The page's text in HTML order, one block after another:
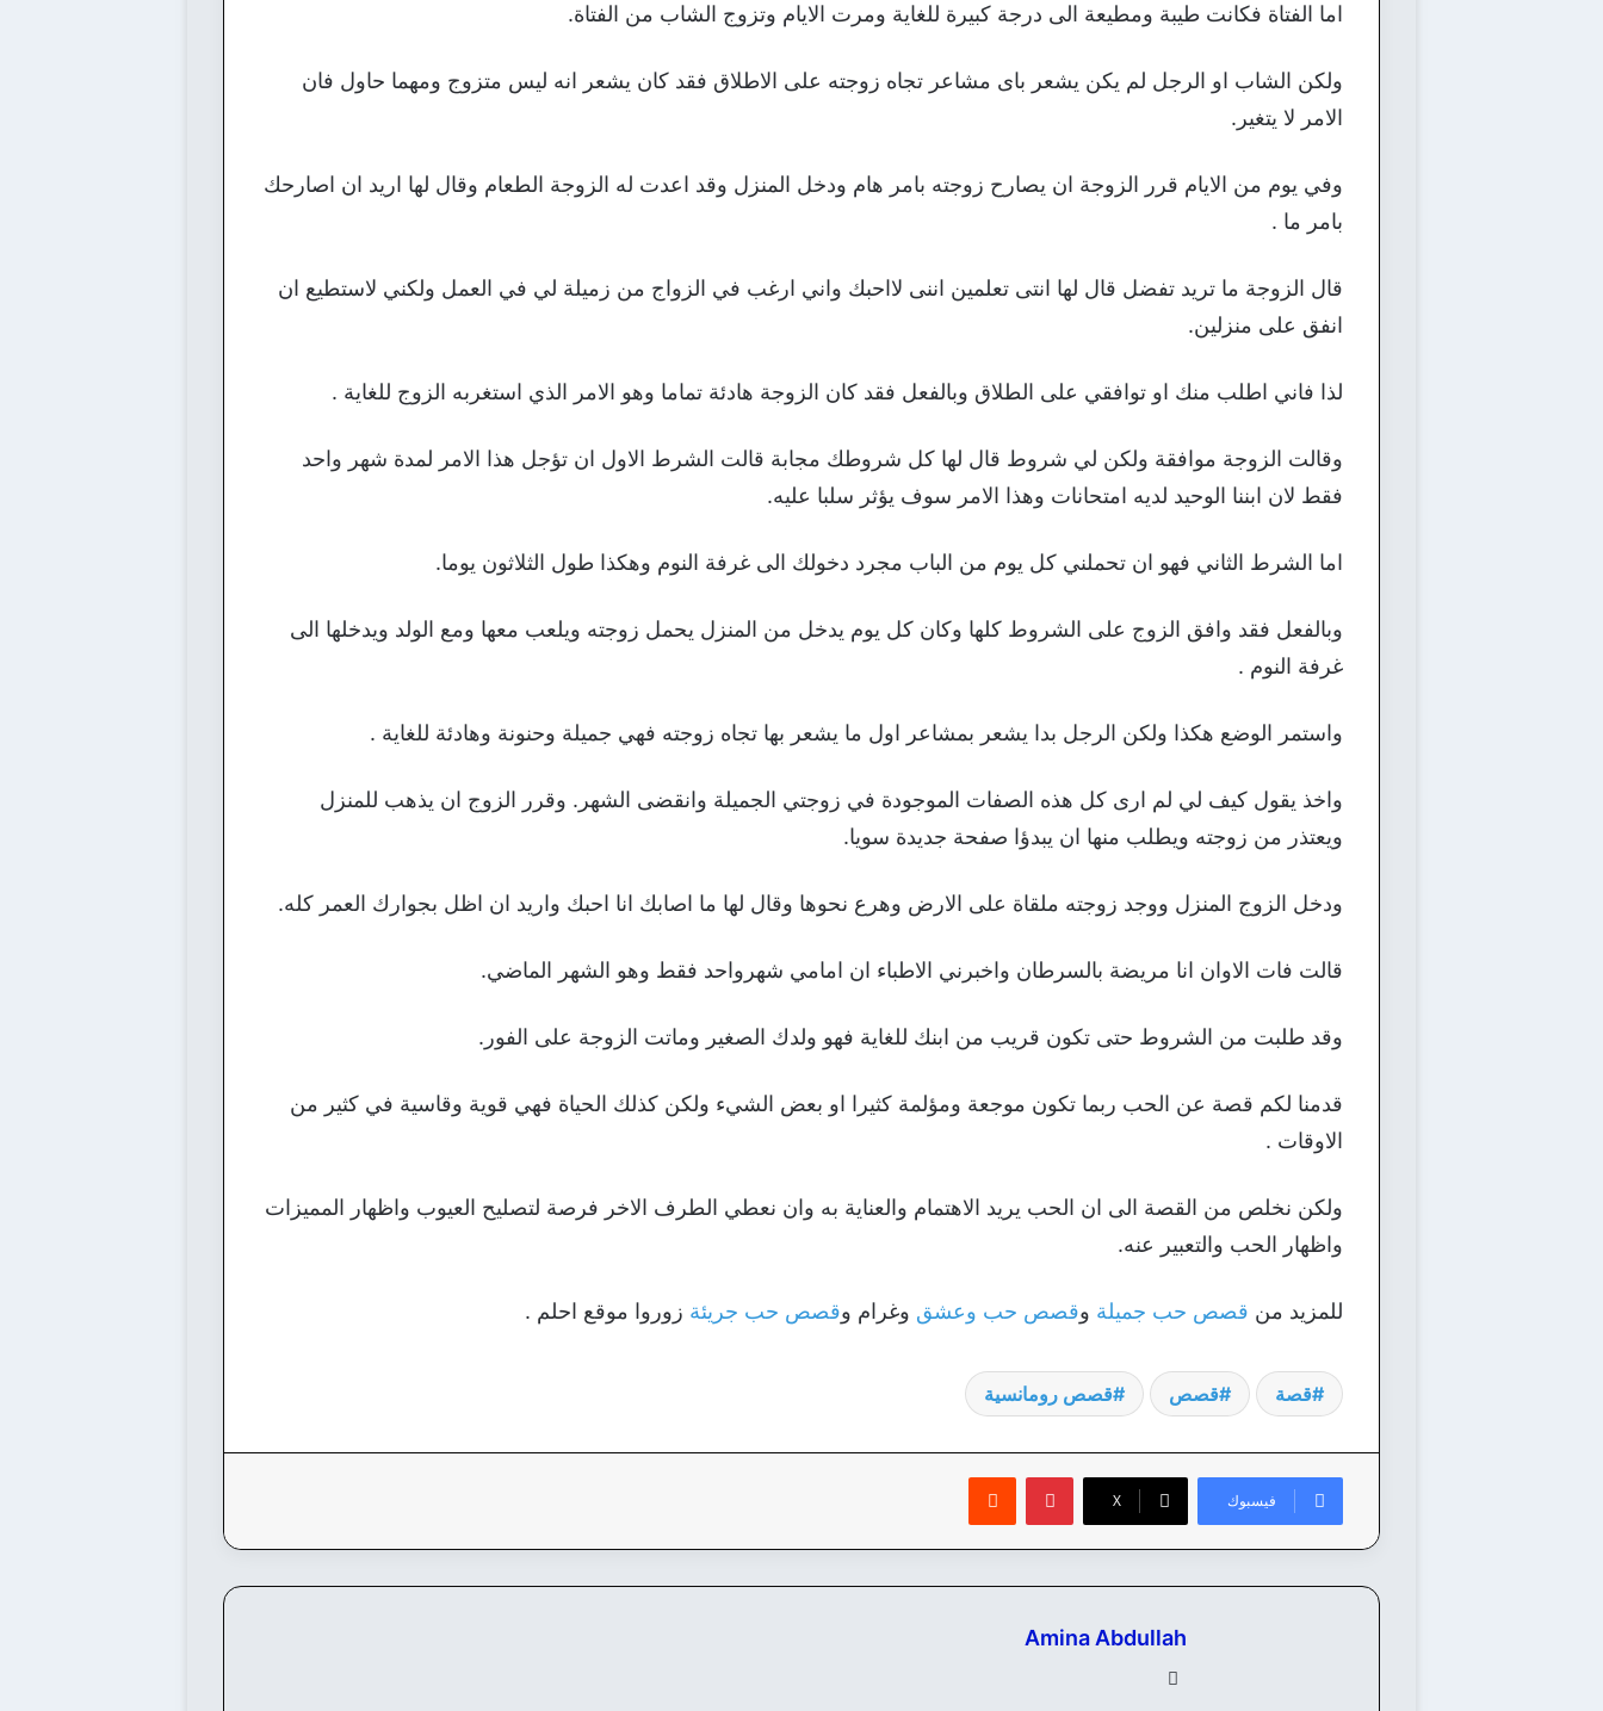
اما الفتاة فكانت طيبة ومطيعة الى درجة كبيرة للغاية ومرت الايام وتزوج الشاب من الفتاة.
ولكن الشاب او الرجل لم يكن يشعر باى مشاعر تجاه زوجته على الاطلاق فقد كان يشعر انه ليس متزوج ومهما حاول فان
الامر لا يتغير.
وفي يوم من الايام قرر الزوجة ان يصارح زوجته بامر هام ودخل المنزل وقد اعدت له الزوجة الطعام وقال لها اريد ان اصارحك
بامر ما .
قال الزوجة ما تريد تفضل قال لها انتى تعلمين اننى لااحبك واني ارغب في الزواج من زميلة لي في العمل ولكني لاستطيع ان
انفق على منزلين.
لذا فاني اطلب منك او توافقي على الطلاق وبالفعل فقد كان الزوجة هادئة تماما وهو الامر الذي استغربه الزوج للغاية .
وقالت الزوجة موافقة ولكن لي شروط قال لها كل شروطك مجابة قالت الشرط الاول ان تؤجل هذا الامر لمدة شهر واحد
فقط لان ابننا الوحيد لديه امتحانات وهذا الامر سوف يؤثر سلبا عليه.
اما الشرط الثاني فهو ان تحملني كل يوم من الباب مجرد دخولك الى غرفة النوم وهكذا طول الثلاثون يوما.
وبالفعل فقد وافق الزوج على الشروط كلها وكان كل يوم يدخل من المنزل يحمل زوجته ويلعب معها ومع الولد ويدخلها الى
غرفة النوم .
واستمر الوضع هكذا ولكن الرجل بدا يشعر بمشاعر اول ما يشعر بها تجاه زوجته فهي جميلة وحنونة وهادئة للغاية .
واخذ يقول كيف لي لم ارى كل هذه الصفات الموجودة في زوجتي الجميلة وانقضى الشهر. وقرر الزوج ان يذهب للمنزل
ويعتذر من زوجته ويطلب منها ان يبدؤا صفحة جديدة سويا.
ودخل الزوج المنزل ووجد زوجته ملقاة على الارض وهرع نحوها وقال لها ما اصابك انا احبك واريد ان اظل بجوارك العمر كله.
قالت فات الاوان انا مريضة بالسرطان واخبرني الاطباء ان امامي شهرواحد فقط وهو الشهر الماضي.
وقد طلبت من الشروط حتى تكون قريب من ابنك للغاية فهو ولدك الصغير وماتت الزوجة على الفور.
قدمنا لكم قصة عن الحب ربما تكون موجعة ومؤلمة كثيرا او بعض الشيء ولكن كذلك الحياة فهي قوية وقاسية في كثير من
الاوقات .
ولكن نخلص من القصة الى ان الحب يريد الاهتمام والعناية به وان نعطي الطرف الاخر فرصة لتصليح العيوب واظهار المميزات
واظهار الحب والتعبير عنه.
للمزيد من قصص حب جميلة وقصص حب وعشق وغرام وقصص حب جريئة زوروا موقع احلم .
قصة قصص قصص رومانسية
فيسبوك ‫X
بينتيريست
Amina Abdullah